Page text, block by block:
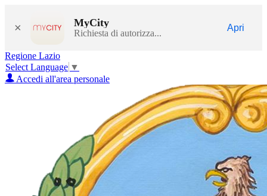
× MyCity
Richiesta di autorizza...
Apri
Regione Lazio
Select Language ▼
Accedi all'area personale